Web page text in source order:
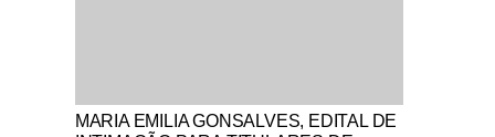
Notícias Católicas
MARIA EMILIA GONSALVES, EDITAL DE